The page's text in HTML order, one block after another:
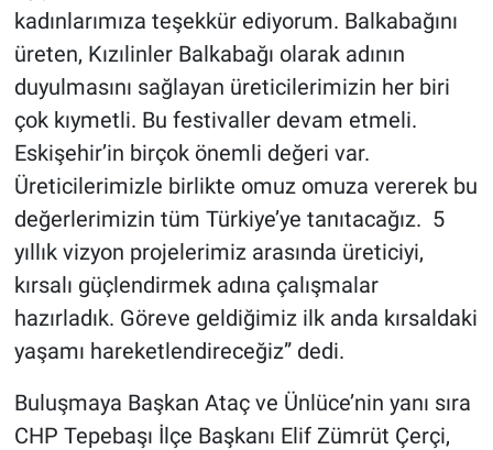
kadınlarımıza teşekkür ediyorum. Balkabağını
üreten, Kızılinler Balkabağı olarak adının
duyulmasını sağlayan üreticilerimizin her biri
çok kıymetli. Bu festivaller devam etmeli.
Eskişehir’in birçok önemli değeri var.
Üreticilerimizle birlikte omuz omuza vererek bu
değerlerimizin tüm Türkiye’ye tanıtacağız. 5
yıllık vizyon projelerimiz arasında üreticiyi,
kırsalı güçlendirmek adına çalışmalar
hazırladık. Göreve geldiğimiz ilk anda kırsaldaki
yaşamı hareketlendireceğiz” dedi.
Buluşmaya Başkan Ataç ve Ünlüce’nin yanı sıra
CHP Tepebaşı İlçe Başkanı Elif Zümrüt Çerçi,